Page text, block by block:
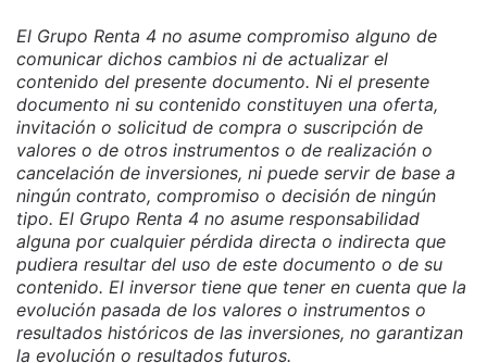
El Grupo Renta 4 no asume compromiso alguno de
comunicar dichos cambios ni de actualizar el
contenido del presente documento. Ni el presente
documento ni su contenido constituyen una oferta,
invitación o solicitud de compra o suscripción de
valores o de otros instrumentos o de realización o
cancelación de inversiones, ni puede servir de base a
ningún contrato, compromiso o decisión de ningún
tipo. El Grupo Renta 4 no asume responsabilidad
alguna por cualquier pérdida directa o indirecta que
pudiera resultar del uso de este documento o de su
contenido. El inversor tiene que tener en cuenta que la
evolución pasada de los valores o instrumentos o
resultados históricos de las inversiones, no garantizan
la evolución o resultados futuros.